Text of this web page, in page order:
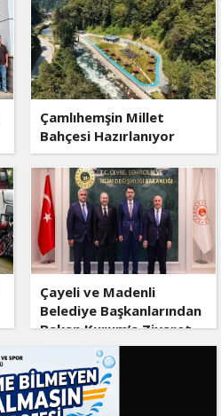
Çamlıhemşin Millet
Bahçesi Hazırlanıyor
Çayeli ve Madenli
Belediye Başkanlarından
Bakan Kurum’a Ziyaret